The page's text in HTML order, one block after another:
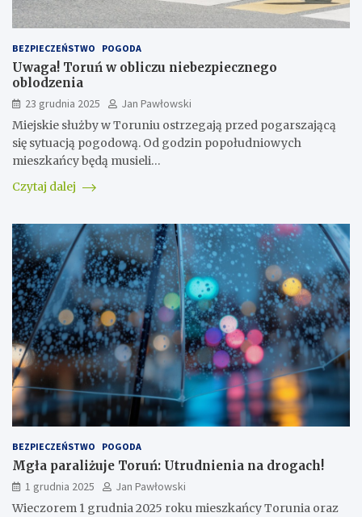
BEZPIECZEŃSTWO POGODA
Uwaga! Toruń w obliczu niebezpiecznego
oblodzenia
23 grudnia 2025
Jan Pawłowski
Miejskie służby w Toruniu ostrzegają przed pogarszającą
się sytuacją pogodową. Od godzin popołudniowych
mieszkańcy będą musieli…
Czytaj dalej
BEZPIECZEŃSTWO POGODA
Mgła paraliżuje Toruń: Utrudnienia na drogach!
1 grudnia 2025
Jan Pawłowski
Wieczorem 1 grudnia 2025 roku mieszkańcy Torunia oraz